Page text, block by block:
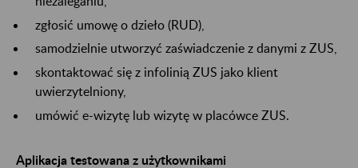
zgłosić umowę o dzieło (RUD),
samodzielnie utworzyć zaświadczenie z danymi z ZUS,
skontaktować się z infolinią ZUS jako klient
uwierzytelniony,
umówić e-wizytę lub wizytę w placówce ZUS.
Aplikacja testowana z użytkownikami